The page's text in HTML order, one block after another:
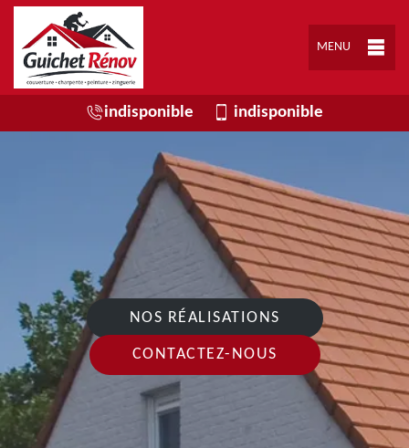
MENU
indisponible indisponible
NOS RÉALISATIONS
CONTACTEZ-NOUS